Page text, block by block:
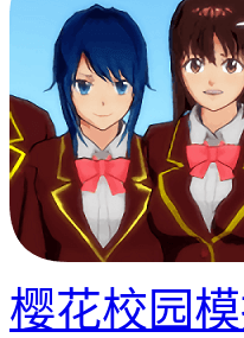
樱花校园